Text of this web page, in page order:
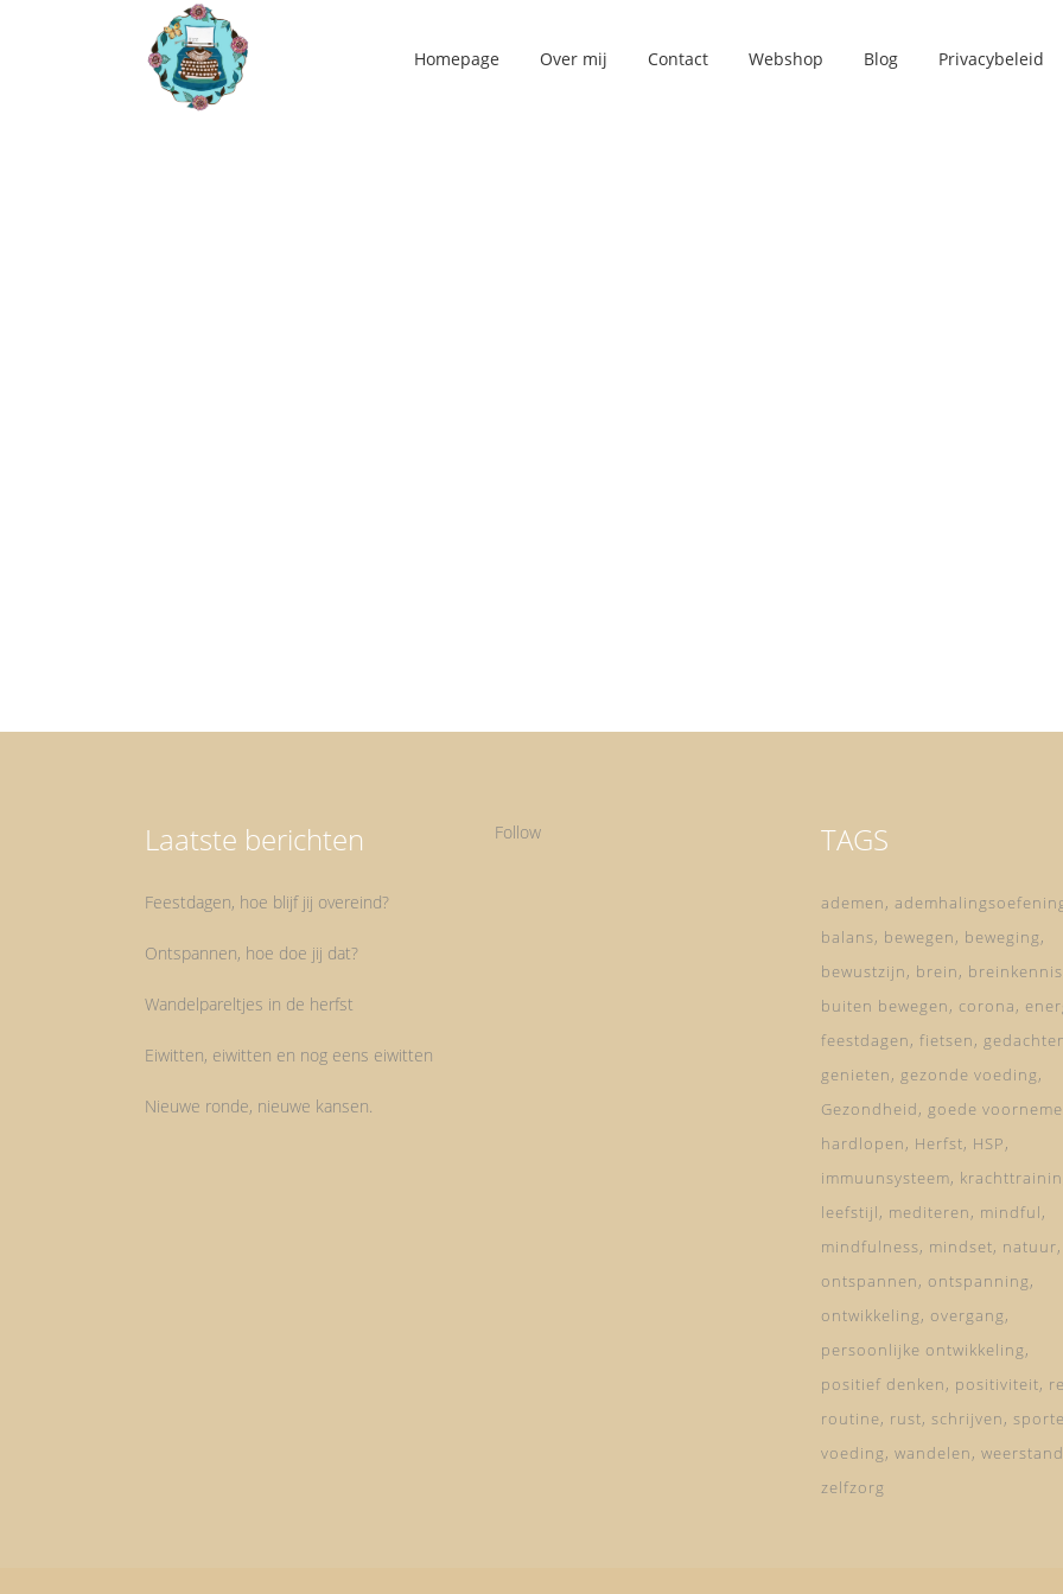
Homepage Over mij Contact Webshop Blog Privacybeleid
Laatste berichten
Feestdagen, hoe blijf jij overeind?
Ontspannen, hoe doe jij dat?
Wandelpareltjes in de herfst
Eiwitten, eiwitten en nog eens eiwitten
Nieuwe ronde, nieuwe kansen.
Follow TAGS
ademen
balans bewegen
beweging
bewustzijn
brein
breinkennis
buiten bewegen
corona
feestdagen fietsen
genieten
gezonde voeding
Gezondheid
goede
hardlopen
Herfst HSP
immuunsysteem
leefstijl
mediteren
mindful
mindfulness mindset natuur
ontspannen
ontspanning
ontwikkeling
overgang
persoonlijke ontwikkeling
positief denken
positiviteit
routine rust schrijven
voeding wandelen weerstand
zelfzorg